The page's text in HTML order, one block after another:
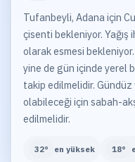
Tufanbeyli, Adana için
çisenti bekleniyor.
olarak esmesi
yine de gün içinde yerel
takip edilmelidir. Gündüz
olabileceği için sabah-
edilmelidir.
32° en yüksek 18°